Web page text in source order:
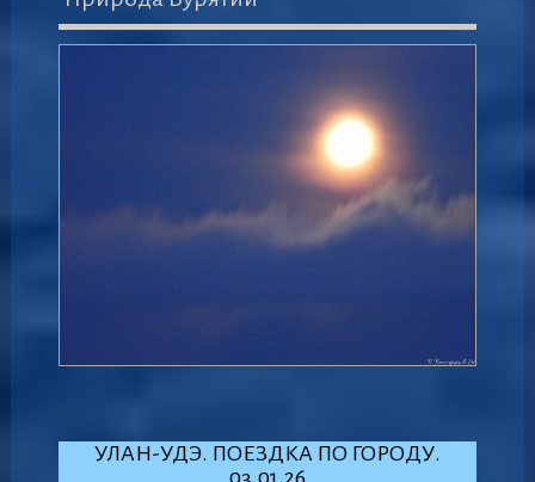
УЛАН-УДЭ. ПОЕЗДКА ПО ГОРОДУ.
03.01.26